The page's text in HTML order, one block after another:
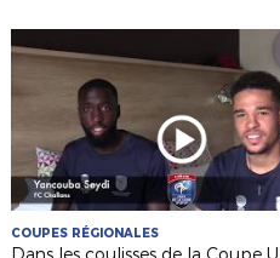
COUPES RÉGIONALES